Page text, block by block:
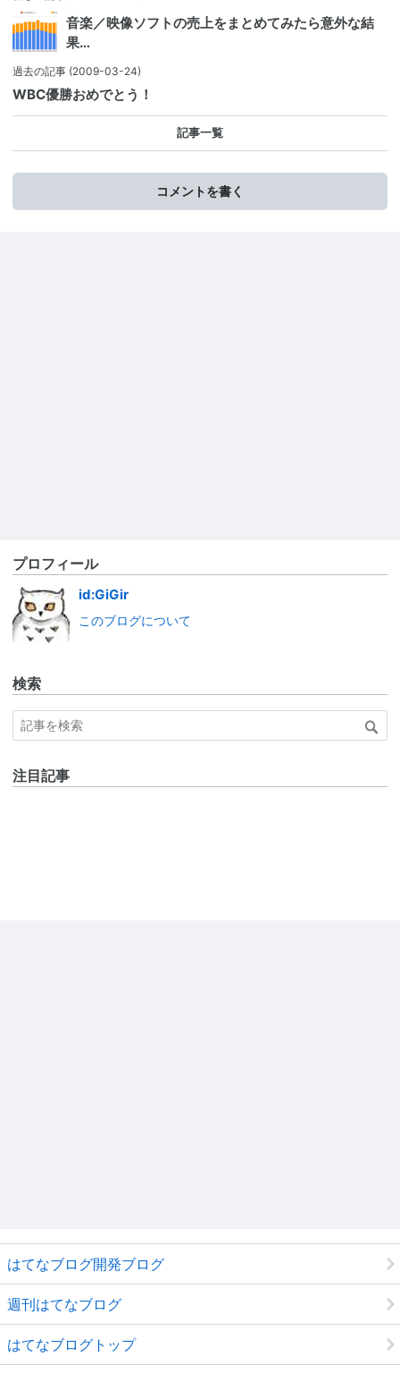
音楽／映像ソフトの売上をまとめてみたら意外な結
果…
過去の記事 (2009-03-24)
WBC優勝おめでとう！
記事一覧
コメントを書く
プロフィール
id:GiGir
このブログについて
検索
注目記事
はてなブログ開発ブログ
週刊はてなブログ
はてなブログトップ